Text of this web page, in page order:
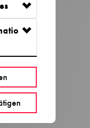
verwalten